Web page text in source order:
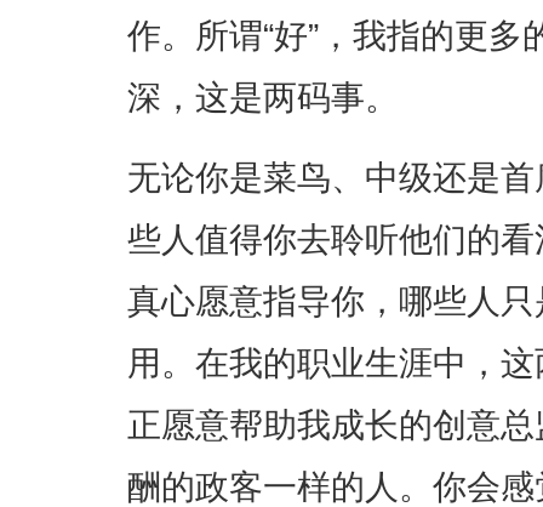
作。所谓“好”，我指的更多
深，这是两码事。
无论你是菜鸟、中级还是
些人值得你去聆听他们的
真心愿意指导你，哪些人
用。在我的职业生涯中，
正愿意帮助我成长的创意
酬的政客一样的人。你会